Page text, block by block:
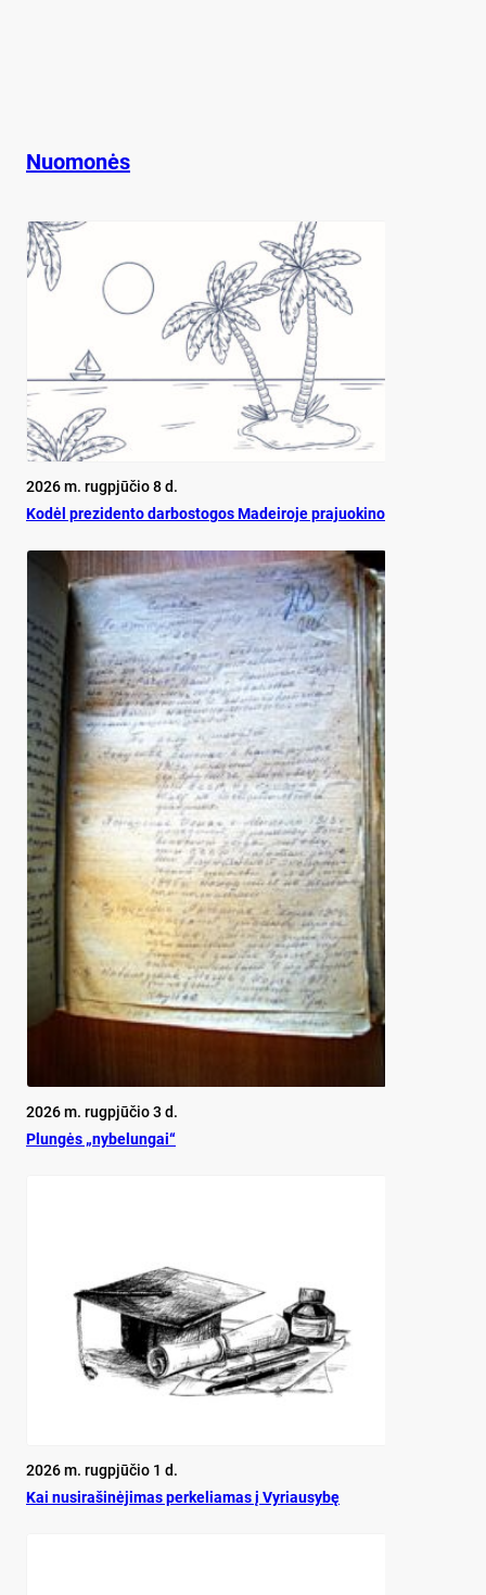
Nuomonės
2026 m. rugpjūčio 8 d.
Ko­dėl pre­zi­den­to dar­bos­to­gos Ma­dei­ro­je pra­juo­ki­no
2026 m. rugpjūčio 3 d.
Plun­gės „ny­be­lun­gai“
2026 m. rugpjūčio 1 d.
Kai nu­si­ra­ši­nė­ji­mas per­ke­lia­mas į Vy­riau­sy­bę